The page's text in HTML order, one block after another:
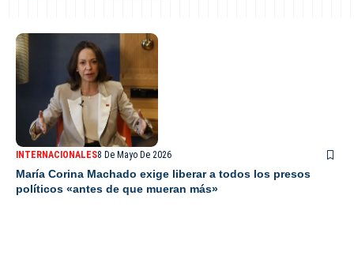
INTERNACIONALES8 De Mayo De 2026
María Corina Machado exige liberar a todos los presos
políticos «antes de que mueran más»